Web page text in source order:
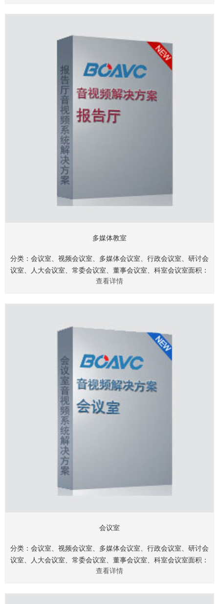
多媒体教室
分类：会议室、视频会议室、多媒体会议室、行政会议室、研讨会
议室、人大会议室、常委会议室、董事会议室、科室会议室面积：
40㎡、60㎡、80㎡、120㎡、150㎡、200㎡、250㎡、360
查看详情
会议室
分类：会议室、视频会议室、多媒体会议室、行政会议室、研讨会
议室、人大会议室、常委会议室、董事会议室、科室会议室面积：
40㎡、60㎡、80㎡、120㎡、150㎡、200㎡、250㎡、360
查看详情